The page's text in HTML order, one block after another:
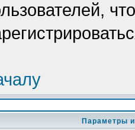
Параметры